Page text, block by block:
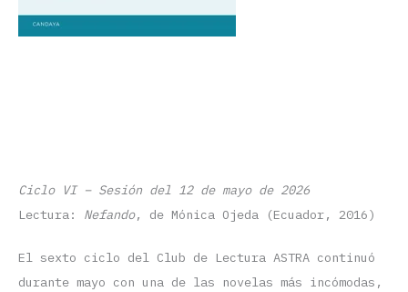
Ciclo VI – Sesión del 12 de mayo de 2026
Lectura: Nefando, de Mónica Ojeda (Ecuador, 2016)
El sexto ciclo del Club de Lectura ASTRA continuó
durante mayo con una de las novelas más incómodas,